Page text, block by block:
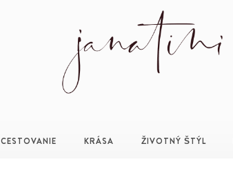
CESTOVANIE KRÁSA ŽIVOTNÝ ŠTÝL